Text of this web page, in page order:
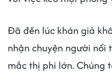
Đã đến lúc khán giả
nhận chuyện người nổi
mắc thị phi lớn. Chúng